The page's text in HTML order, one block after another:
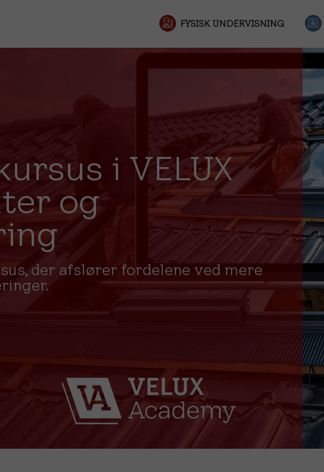
FYSISK UNDERVISNING
i VELUX
og
der afslører fordelene ved mere